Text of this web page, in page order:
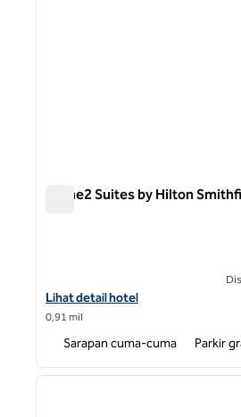
Home2 Suites by Hilton
Lihat detail hotel untuk Home2
Lihat detail hotel
0,91 mil
Sarapan cuma-cuma Parkir
1 dari 10